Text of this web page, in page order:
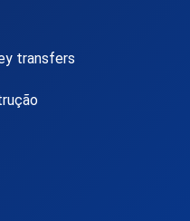
transfers